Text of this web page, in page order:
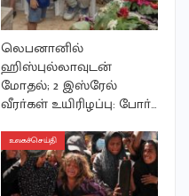
லெபனானில்
ஹிஸ்புல்லாவுடன்
மோதல்; 2 இஸ்ரேல்
வீரா்கள் உயிரிழப்பு: போா்…
உலகச்செய்தி